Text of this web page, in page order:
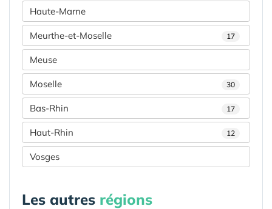
Haute-Marne
Meurthe-et-Moselle 17
Meuse
Moselle 30
Bas-Rhin 17
Haut-Rhin 12
Vosges
Les autres régions